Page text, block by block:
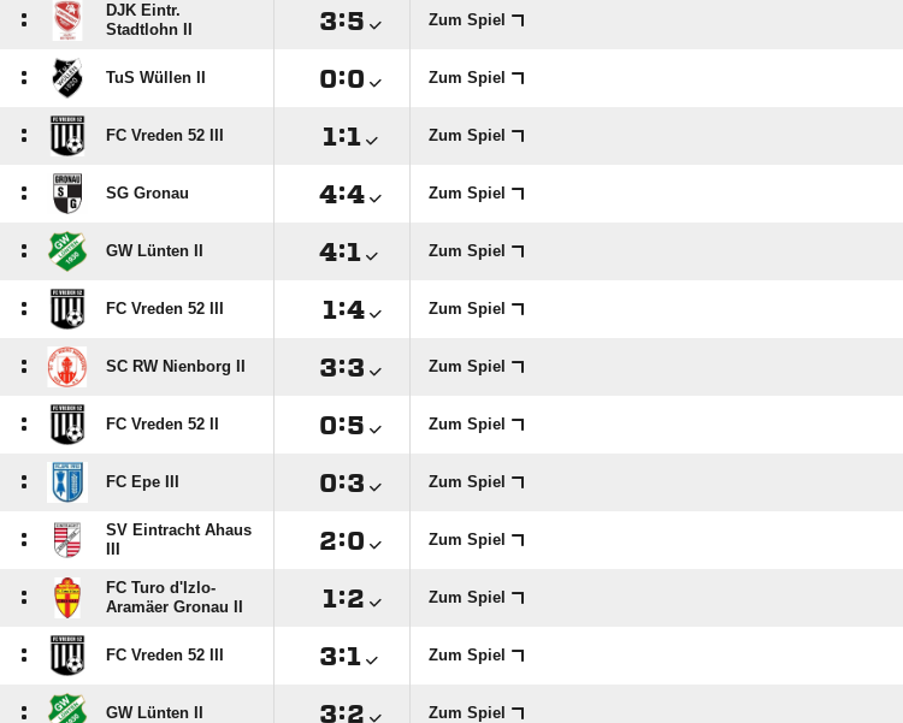
:
DJK Eintr.
Stadtlohn II
: Zum Spiel
: TuS Wüllen II : Zum Spiel
: FC Vreden 52 III : Zum Spiel
: SG Gronau : Zum Spiel
: GW Lünten II : Zum Spiel
: FC Vreden 52 III : Zum Spiel
: SC RW Nienborg II : Zum Spiel
: FC Vreden 52 II : Zum Spiel
: FC Epe III : Zum Spiel
:
SV Eintracht Ahaus
: Zum Spiel
:
FC Turo d'Izlo-
Aramäer Gronau II
: Zum Spiel
: FC Vreden 52 III : Zum Spiel
: GW Lünten II : Zum Spiel